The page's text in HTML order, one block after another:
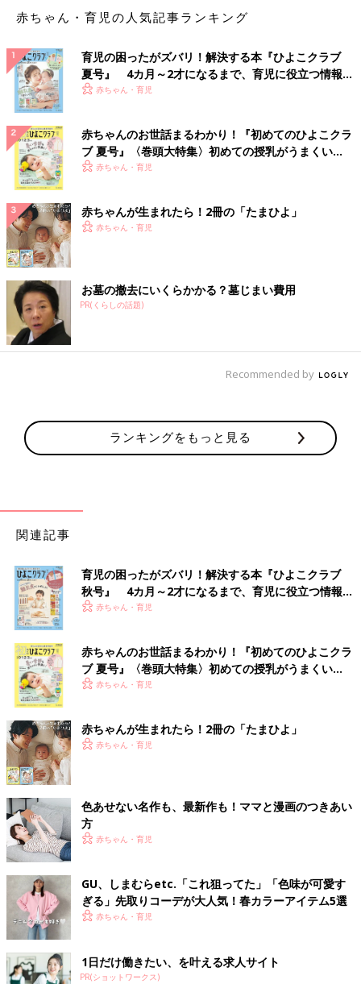
赤ちゃん・育児の人気記事ランキング
育児の困ったがズバリ！解決する本『ひよこクラブ
夏号』 4カ月～2才になるまで、育児に役立つ情報が
いっぱい！
赤ちゃん・育児
赤ちゃんのお世話まるわかり！『初めてのひよこクラ
ブ 夏号』〈巻頭大特集〉初めての授乳がうまくい
く！ おっぱい・ミルクの基本と夏のトラブル 解決テ
赤ちゃん・育児
赤ちゃんが生まれたら！2冊の「たまひよ」
赤ちゃん・育児
お墓の撤去にいくらかかる？墓じまい費用
PR(くらしの話題)
Recommended by
ランキングをもっと見る
関連記事
育児の困ったがズバリ！解決する本『ひよこクラブ
秋号』 4カ月～2才になるまで、育児に役立つ情報が
いっぱい！
赤ちゃん・育児
赤ちゃんのお世話まるわかり！『初めてのひよこクラ
ブ 夏号』〈巻頭大特集〉初めての授乳がうまくい
く！ おっぱい・ミルクの基本と夏のトラブル 解決テ
赤ちゃん・育児
赤ちゃんが生まれたら！2冊の「たまひよ」
赤ちゃん・育児
色あせない名作も、最新作も！ママと漫画のつきあい
方
赤ちゃん・育児
GU、しまむらetc.「これ狙ってた」「色味が可愛す
ぎる」先取りコーデが大人気！春カラーアイテム5選
赤ちゃん・育児
1日だけ働きたい、を叶える求人サイト
PR(ショットワークス)